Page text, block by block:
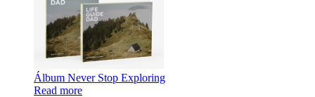
Álbum Never Stop Exploring
Read more